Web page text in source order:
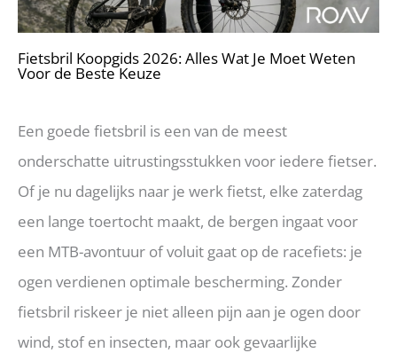
Fietsbril Koopgids 2026: Alles Wat Je Moet Weten
Voor de Beste Keuze
Een goede fietsbril is een van de meest
onderschatte uitrustingsstukken voor iedere fietser.
Of je nu dagelijks naar je werk fietst, elke zaterdag
een lange toertocht maakt, de bergen ingaat voor
een MTB-avontuur of voluit gaat op de racefiets: je
ogen verdienen optimale bescherming. Zonder
fietsbril riskeer je niet alleen pijn aan je ogen door
wind, stof en insecten, maar ook gevaarlijke